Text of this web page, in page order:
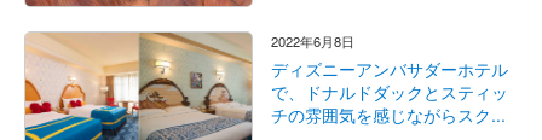
2022年6月8日
ディズニーアンバサダーホテル
で、ドナルドダックとスティッ
チの雰囲気を感じながらスク...